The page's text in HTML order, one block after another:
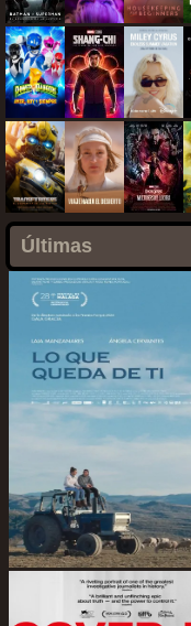
Últimas